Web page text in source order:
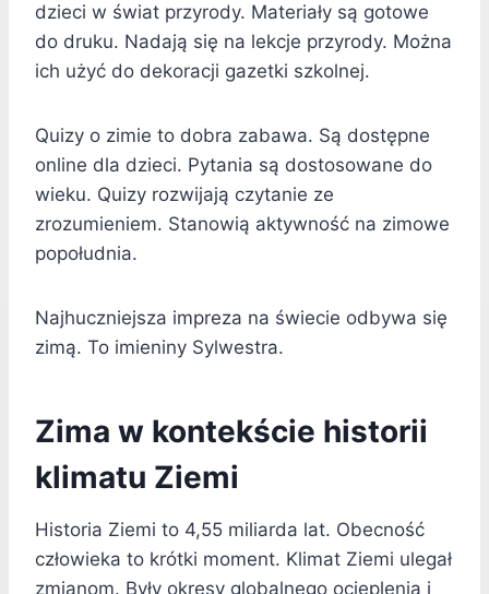
dzieci w świat przyrody. Materiały są gotowe
do druku. Nadają się na lekcje przyrody. Można
ich użyć do dekoracji gazetki szkolnej.
Quizy o zimie to dobra zabawa. Są dostępne
online dla dzieci. Pytania są dostosowane do
wieku. Quizy rozwijają czytanie ze
zrozumieniem. Stanowią aktywność na zimowe
popołudnia.
Najhuczniejsza impreza na świecie odbywa się
zimą. To imieniny Sylwestra.
Zima w kontekście historii
klimatu Ziemi
Historia Ziemi to 4,55 miliarda lat. Obecność
człowieka to krótki moment. Klimat Ziemi ulegał
zmianom. Były okresy globalnego ocieplenia i